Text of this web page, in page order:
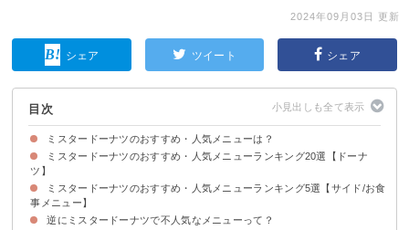
2024年09月03日 更新
シェア ツイート シェア
目次
ミスタードーナツのおすすめ・人気メニューは？
ミスタードーナツのおすすめ・人気メニューランキング20選【ドーナ
ツ】
20位：ホット・セイボリーパイBBQフランクフルト（税込231円）
19位：チョコレート（税込132円）
18位：シュガーレイズド（税込132円）
17位：オールドファッション ハニー（税込154円）
16位：ストロベリーリング（税込154円）
15位：ココナツチョコレート（税込154円）
14位：チョコリング（税込154円）
13位：カスタードクリーム（税込154円）
12位：ハニーディップ（税込132円）
11位：ダブルチョコレート（税込154円）
10位：ポン・デ・黒糖（税込132円）
9位：ハニーチュロ（税込143円）
8位：フレンチクルーラー（税込132円）
7位：オールドファッション（税込132円）
6位：ゴールデンチョコレート（税込154円）
5位：ポン・デ・ストロベリー（税込154円）
4位：チョコファッション（税込154円）
3位：エンゼルフレンチ（税込165円）
2位：エンゼルクリーム（税込154円）
1位：ポン・デ・リング（税込132円）
ミスタードーナツのおすすめ・人気メニューランキング5選【サイド/お食
事メニュー】
5位：マルゲリータ Sサイズ（税込700円）
4位：チーズドッグ（税込440円）
3位：四川担々麺（税込583円）
2位：汁そば（税込341円）
1位：ホットドッグ（税込396円）
逆にミスタードーナツで不人気なメニューって？